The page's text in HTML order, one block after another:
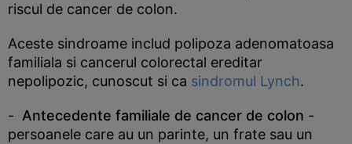
riscul de cancer de colon.
Aceste sindroame includ polipoza adenomatoasa
familiala si cancerul colorectal ereditar
nepolipozic, cunoscut si ca sindromul Lynch.
- Antecedente familiale de cancer de colon -
persoanele care au un parinte, un frate sau un